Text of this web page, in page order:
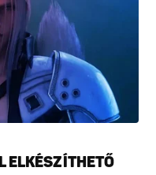
ELKÉSZÍTHETŐ